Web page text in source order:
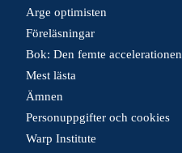
Arge optimisten
Föreläsningar
Bok: Den femte accelerationen
Mest lästa
Ämnen
Personuppgifter och cookies
Warp Institute